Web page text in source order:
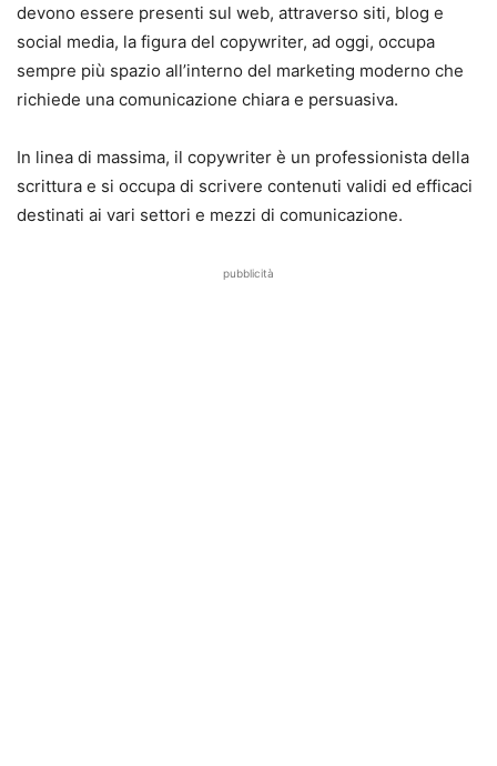
devono essere presenti sul web, attraverso siti, blog e
social media, la figura del copywriter, ad oggi, occupa
sempre più spazio all’interno del marketing moderno che
richiede una comunicazione chiara e persuasiva.
In linea di massima, il copywriter è un professionista della
scrittura e si occupa di scrivere contenuti validi ed efficaci
destinati ai vari settori e mezzi di comunicazione.
pubblicità